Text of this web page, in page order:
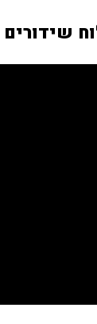
שידורים